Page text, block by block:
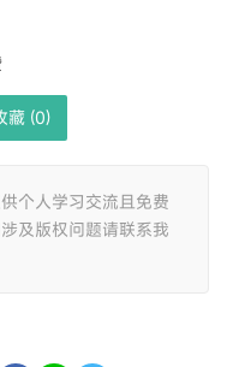
藏 (0)
个人学习交流且免费
及版权问题请联系我